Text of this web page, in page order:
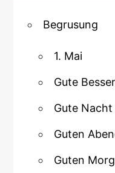
Begrusung
1. Mai
Gute
Gute Nacht
Guten
Guten